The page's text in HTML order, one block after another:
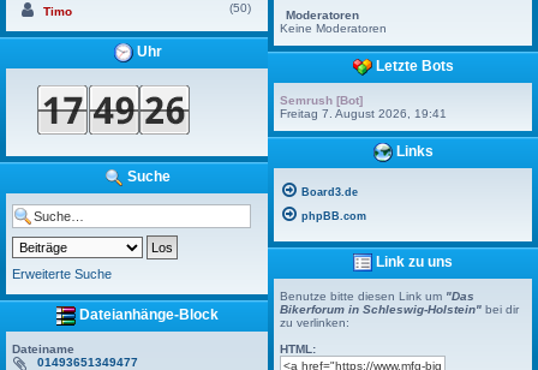
Timo
(50)
Uhr
Suche
Erweiterte Suche
Dateianhänge-Block
Dateiname
01493651349477
Moderatoren
Keine Moderatoren
Letzte Bots
Semrush [Bot]
Freitag 7. August 2026, 19:41
Links
Board3.de
phpBB.com
Link zu uns
Benutze bitte diesen Link um "Das
Bikerforum in Schleswig-Holstein" bei dir
zu verlinken:
HTML: